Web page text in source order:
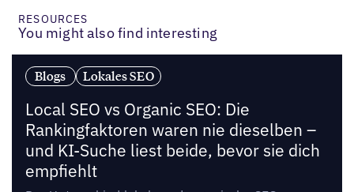
RESOURCES
You might also find interesting
Blogs Lokales SEO
Local SEO vs Organic SEO: Die
Rankingfaktoren waren nie dieselben –
und KI-Suche liest beide, bevor sie dich
empfiehlt